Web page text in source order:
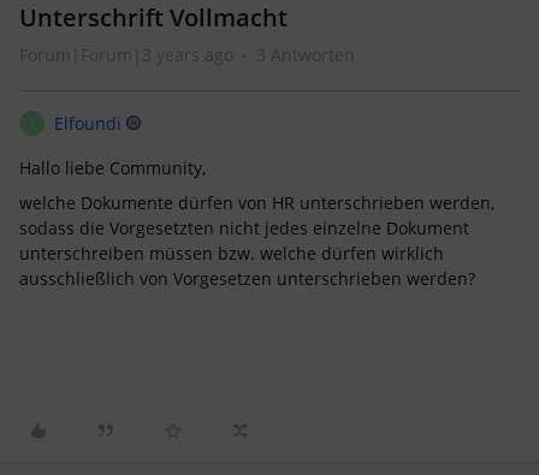
Unterschrift Vollmacht
Forum|Forum|3 years ago 3 Antworten
Elfoundi
Hallo liebe Community,
welche Dokumente dürfen von HR unterschrieben werden,
sodass die Vorgesetzten nicht jedes einzelne Dokument
unterschreiben müssen bzw. welche dürfen wirklich
ausschließlich von Vorgesetzen unterschrieben werden?